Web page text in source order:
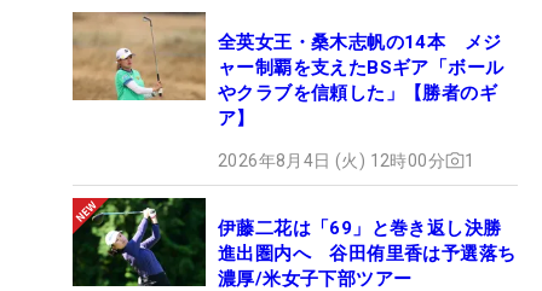
全英女王・桑木志帆の14本 メジ
ャー制覇を支えたBSギア「ボール
やクラブを信頼した」【勝者のギ
ア】
2026年8月4日 (火) 12時00分 1
伊藤二花は「69」と巻き返し決勝
進出圏内へ 谷田侑里香は予選落ち
濃厚/米女子下部ツアー